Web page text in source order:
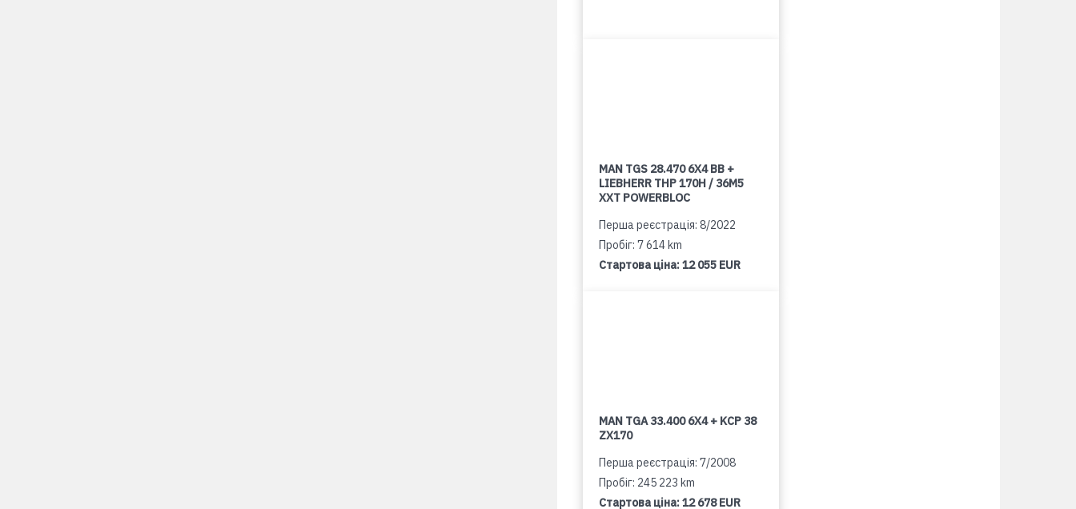
MAN TGS 28.470 6X4 BB +
LIEBHERR THP 170H / 36M5
XXT POWERBLOC
Перша реєстрація: 8/2022
Пробіг: 7 614 km
Стартова ціна:12 055 EUR
MAN TGA 33.400 6X4 + KCP 38
ZX170
Перша реєстрація: 7/2008
Пробіг: 245 223 km
Стартова ціна:12 678 EUR